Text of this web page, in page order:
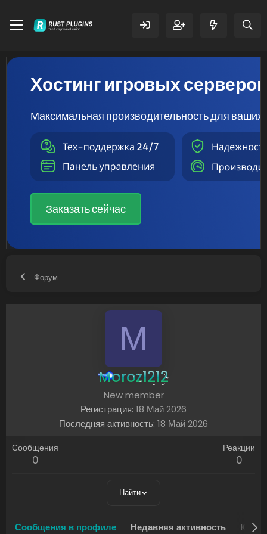
Хостинг игровых серверов
Максимальная производительность для ваших
Заказать сейчас
Форум
M
Moroz1212
New member
Регистрация 18 Май 2026
Последняя активность 18 Май 2026
Сообщения
0
Реакции
0
Найти
Сообщения в профиле Недавняя активность